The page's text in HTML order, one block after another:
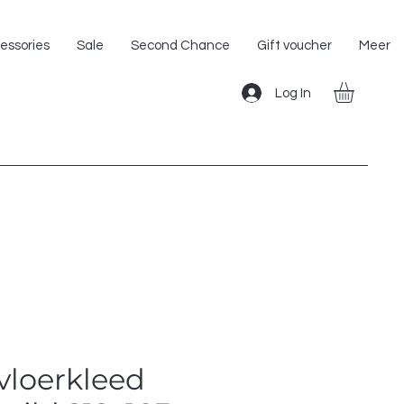
Sale Second Chance Gift voucher Meer
Log In